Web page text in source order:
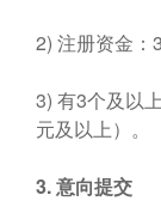
2) 注册资金：
3) 有3个及以
元及以上）。
3.意向提交